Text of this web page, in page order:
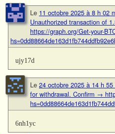
Le 11 octobre 2025 à 8 h 02
Unauthorized transaction of
https://graph.org/Get-your-
ujy17d
Le 24 octobre 2025 à 14 h
for withdrawal. Confirm →
6nh1yc